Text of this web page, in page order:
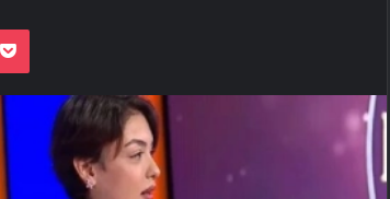
Pocket